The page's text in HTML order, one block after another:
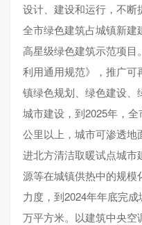
设计、建设和运行，不断
全市绿色建筑占城镇新建
高星级绿色建筑示范项
利用通用规范》，推广
镇绿色规划、绿色建设、
城市建设，到2025年，
公里以上，城市可渗透地
进北方清洁取暖试点城
源等在城镇供热中的规模
力度，到2024年年底完
万平方米。以建筑中央空